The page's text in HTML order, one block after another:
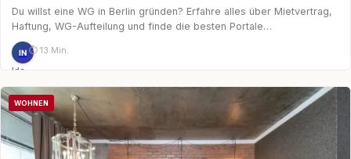
Du willst eine WG in Berlin gründen? Erfahre alles über Mietvertrag,
Haftung, WG-Aufteilung und finde die besten Portale…
IN
Ida
Nagel
⏱ 13 Min.
WOHNEN